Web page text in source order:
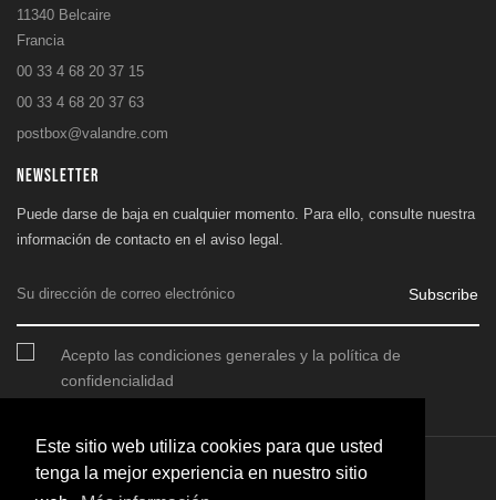
Este sitio web utiliza cookies para que usted
tenga la mejor experiencia en nuestro sitio
11340 Belcaire
Francia
00 33 4 68 20 37 15
00 33 4 68 20 37 63
postbox@valandre.com
NEWSLETTER
Puede darse de baja en cualquier momento. Para ello, consulte nuestra
información de contacto en el aviso legal.
Subscribe
Acepto las condiciones generales y la política de
confidencialidad
© 2026 - SARL Valandre